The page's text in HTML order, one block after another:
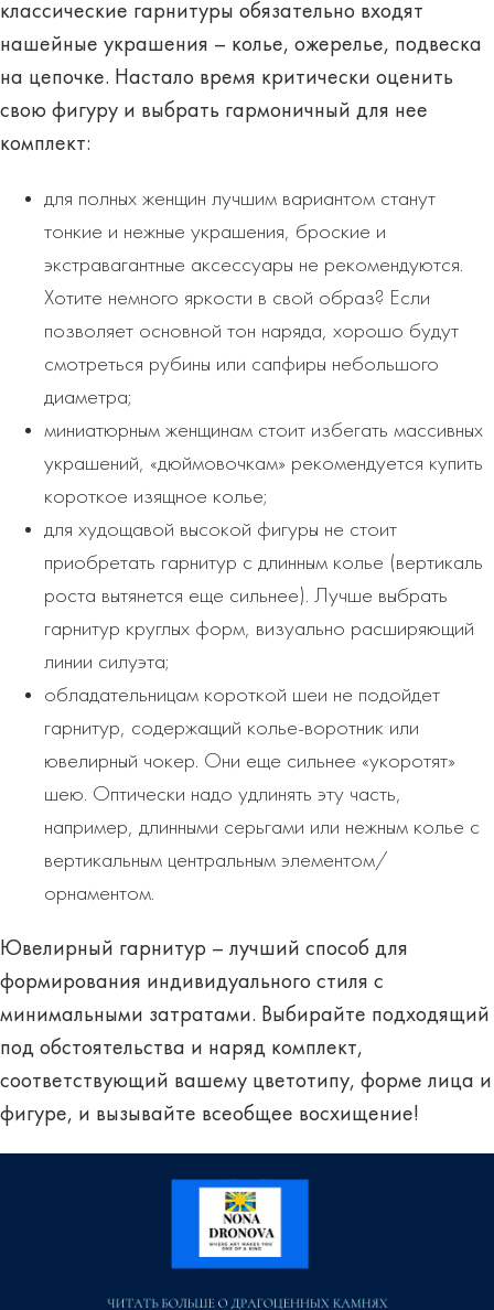
классические гарнитуры обязательно входят
нашейные украшения – колье, ожерелье, подвеска
на цепочке. Настало время критически оценить
свою фигуру и выбрать гармоничный для нее
комплект:
для полных женщин лучшим вариантом станут
тонкие и нежные украшения, броские и
экстравагантные аксессуары не рекомендуются.
Хотите немного яркости в свой образ? Если
позволяет основной тон наряда, хорошо будут
смотреться рубины или сапфиры небольшого
диаметра;
миниатюрным женщинам стоит избегать массивных
украшений, «дюймовочкам» рекомендуется купить
короткое изящное колье;
для худощавой высокой фигуры не стоит
приобретать гарнитур с длинным колье (вертикаль
роста вытянется еще сильнее). Лучше выбрать
гарнитур круглых форм, визуально расширяющий
линии силуэта;
обладательницам короткой шеи не подойдет
гарнитур, содержащий колье-воротник или
ювелирный чокер. Они еще сильнее «укоротят»
шею. Оптически надо удлинять эту часть,
например, длинными серьгами или нежным колье с
вертикальным центральным элементом/
орнаментом.
Ювелирный гарнитур – лучший способ для
формирования индивидуального стиля с
минимальными затратами. Выбирайте подходящий
под обстоятельства и наряд комплект,
соответствующий вашему цветотипу, форме лица и
фигуре, и вызывайте всеобщее восхищение!